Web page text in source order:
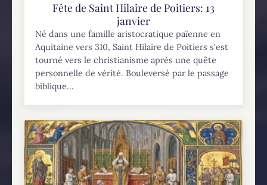
Fête de Saint Hilaire de Poitiers: 13
janvier
Né dans une famille aristocratique païenne en
Aquitaine vers 310, Saint Hilaire de Poitiers s'est
tourné vers le christianisme après une quête
personnelle de vérité. Bouleversé par le passage
biblique...